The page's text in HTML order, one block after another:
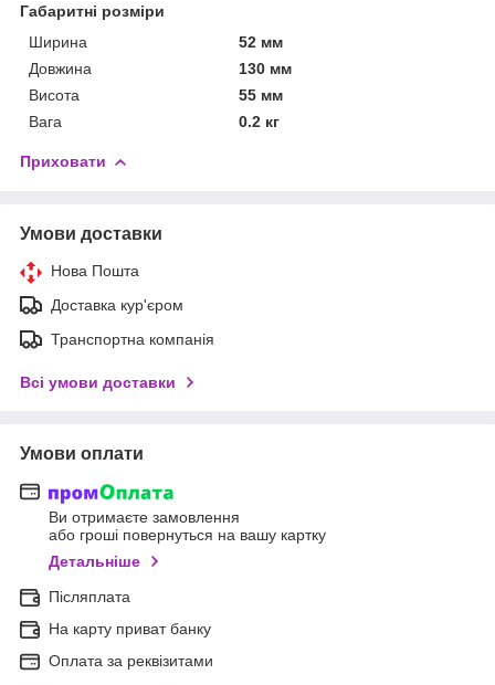
Габаритні розміри
Ширина
52 мм
Довжина
130 мм
Висота
55 мм
Вага
0.2 кг
Приховати
Умови доставки
Нова Пошта
Доставка кур'єром
Транспортна компанія
Всі умови доставки
Умови оплати
Ви отримаєте замовлення
або гроші повернуться на вашу картку
Детальніше
Післяплата
На карту приват банку
Оплата за реквізитами